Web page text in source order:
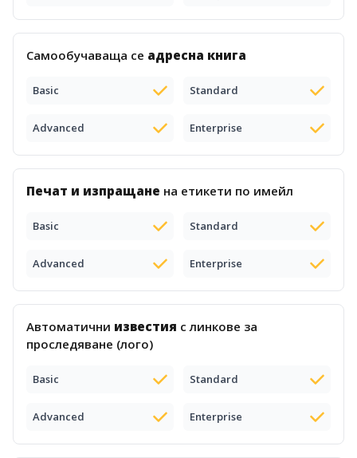
Самообучаваща се адресна книга
Basic Standard
Advanced Enterprise
Печат и изпращане на етикети по имейл
Basic Standard
Advanced Enterprise
Автоматични известия с линкове за
проследяване (лого)
Basic Standard
Advanced Enterprise